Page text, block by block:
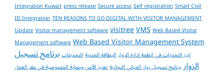
Integration Kuwaitpress releaseSecure accessSelf registrationSmart Civil
ID IntegrationTEN REASONS TO GO DIGITAL WITH VISITOR MANAGEMENT
UpdateVisitor management softwarevisitreeVMSWeb Based Visitor
Management softwareWeb Based Visitor Management System
ابرز التحديات في انظمة ادارة الزوارالبطاقة المدنيةالتحديثاتبرنامج تسجيل
الزواربرنامج تسجيل زوار المباني التجاريةتعزيز الأمن وحماية الخصوصية في مقر العمل